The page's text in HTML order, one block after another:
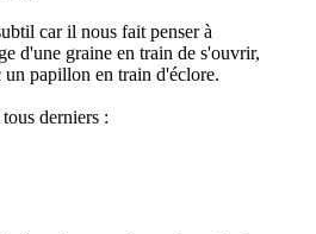
car il nous fait penser à
d'une graine en train de s'ouvrir,
un papillon en train d'éclore.
derniers :